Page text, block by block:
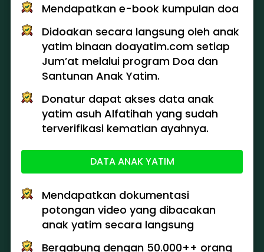
Mendapatkan e-book kumpulan doa
Didoakan secara langsung oleh anak
yatim binaan doayatim.com setiap
Jum’at melalui program Doa dan
Santunan Anak Yatim.
Donatur dapat akses data anak
yatim asuh Alfatihah yang sudah
terverifikasi kematian ayahnya.
`DATA ANAK YATIM
Mendapatkan dokumentasi
potongan video yang dibacakan
anak yatim secara langsung
Bergabung dengan 50.000++ orang